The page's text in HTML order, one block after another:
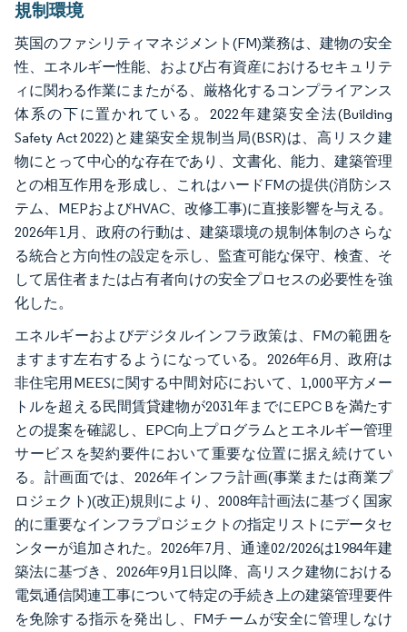
規制環境
英国のファシリティマネジメント(FM)業務は、建物の安全
性、エネルギー性能、および占有資産におけるセキュリテ
ィに関わる作業にまたがる、厳格化するコンプライアンス
体系の下に置かれている。2022年建築安全法(Building
Safety Act 2022)と建築安全規制当局(BSR)は、高リスク建
物にとって中心的な存在であり、文書化、能力、建築管理
との相互作用を形成し、これはハードFMの提供(消防シス
テム、MEPおよびHVAC、改修工事)に直接影響を与える。
2026年1月、政府の行動は、建築環境の規制体制のさらな
る統合と方向性の設定を示し、監査可能な保守、検査、そ
して居住者または占有者向けの安全プロセスの必要性を強
化した。
エネルギーおよびデジタルインフラ政策は、FMの範囲を
ますます左右するようになっている。2026年6月、政府は
非住宅用MEESに関する中間対応において、1,000平方メー
トルを超える民間賃貸建物が2031年までにEPC Bを満たす
との提案を確認し、EPC向上プログラムとエネルギー管理
サービスを契約要件において重要な位置に据え続けてい
る。計画面では、2026年インフラ計画(事業または商業プ
ロジェクト)(改正)規則により、2008年計画法に基づく国家
的に重要なインフラプロジェクトの指定リストにデータセ
ンターが追加された。2026年7月、通達02/2026は1984年建
築法に基づき、2026年9月1日以降、高リスク建物における
電気通信関連工事について特定の手続き上の建築管理要件
を免除する指示を発出し、FMチームが安全に管理しなけ